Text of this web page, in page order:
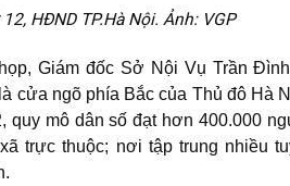
HĐND TP.Hà Nội. Ảnh: VGP
Giám đốc Sở Nội Vụ Trần
cửa ngõ phía Bắc của Thủ đô Hà
quy mô dân số đạt hơn 400.000
trực thuộc; nơi tập trung nhiều